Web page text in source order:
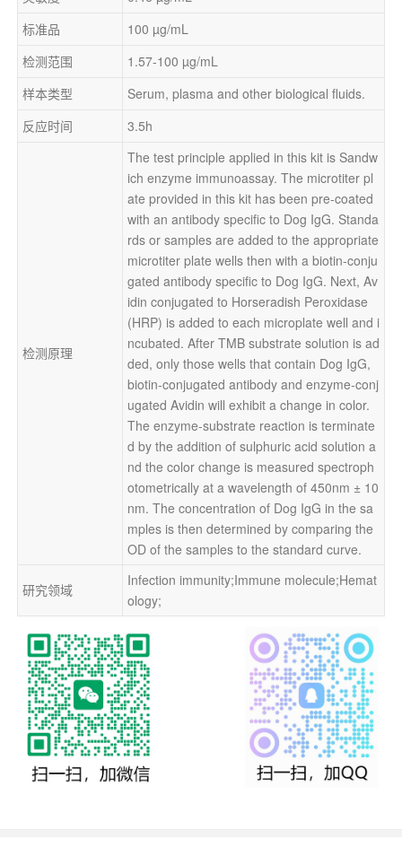
标准品
100 µg/mL
检测范围
1.57-100 µg/mL
样本类型
Serum, plasma and other biological fluids.
反应时间
3.5h
检测原理
The test principle applied in this kit is Sandw
ich enzyme immunoassay. The microtiter pl
ate provided in this kit has been pre-coated
with an antibody specific to Dog IgG. Standa
rds or samples are added to the appropriate
microtiter plate wells then with a biotin-conju
gated antibody specific to Dog IgG. Next, Av
idin conjugated to Horseradish Peroxidase
(HRP) is added to each microplate well and i
ncubated. After TMB substrate solution is ad
ded, only those wells that contain Dog IgG,
biotin-conjugated antibody and enzyme-conj
ugated Avidin will exhibit a change in color.
The enzyme-substrate reaction is terminate
d by the addition of sulphuric acid solution a
nd the color change is measured spectroph
otometrically at a wavelength of 450nm ± 10
nm. The concentration of Dog IgG in the sa
mples is then determined by comparing the
OD of the samples to the standard curve.
研究领域
Infection immunity;Immune molecule;Hemat
ology;